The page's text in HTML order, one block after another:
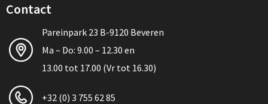
Contact
Pareinpark 23 B-9120 Beveren
Ma – Do: 9.00 – 12.30 en
13.00 tot 17.00 (Vr tot 16.30)
+32 (0) 3 755 62 85